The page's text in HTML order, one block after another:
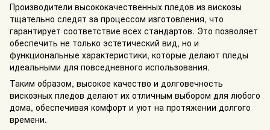
Производители высококачественных пледов из вискозы
тщательно следят за процессом изготовления, что
гарантирует соответствие всех стандартов. Это позволяет
обеспечить не только эстетический вид, но и
функциональные характеристики, которые делают пледы
идеальными для повседневного использования.
Таким образом, высокое качество и долговечность
вискозных пледов делают их отличным выбором для любого
дома, обеспечивая комфорт и уют на протяжении долгого
времени.